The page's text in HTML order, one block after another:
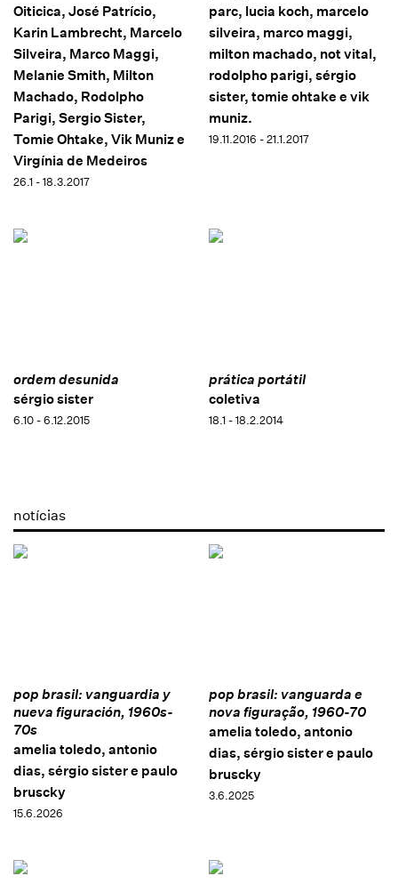
Oiticica, José Patrício,
Karin Lambrecht, Marcelo
Silveira, Marco Maggi,
Melanie Smith, Milton
Machado, Rodolpho
Parigi, Sergio Sister,
Tomie Ohtake, Vik Muniz e
Virgínia de Medeiros
26.1 - 18.3.2017
parc, lucia koch, marcelo
silveira, marco maggi,
milton machado, not vital,
rodolpho parigi, sérgio
sister, tomie ohtake e vik
muniz.
19.11.2016 - 21.1.2017
ordem desunida
sérgio sister
6.10 - 6.12.2015
prática portátil
coletiva
18.1 - 18.2.2014
notícias
pop brasil: vanguardia y
nueva figuración, 1960s-
70s
amelia toledo, antonio
dias, sérgio sister e paulo
bruscky
15.6.2026
pop brasil: vanguarda e
nova figuração, 1960-70
amelia toledo, antonio
dias, sérgio sister e paulo
bruscky
3.6.2025